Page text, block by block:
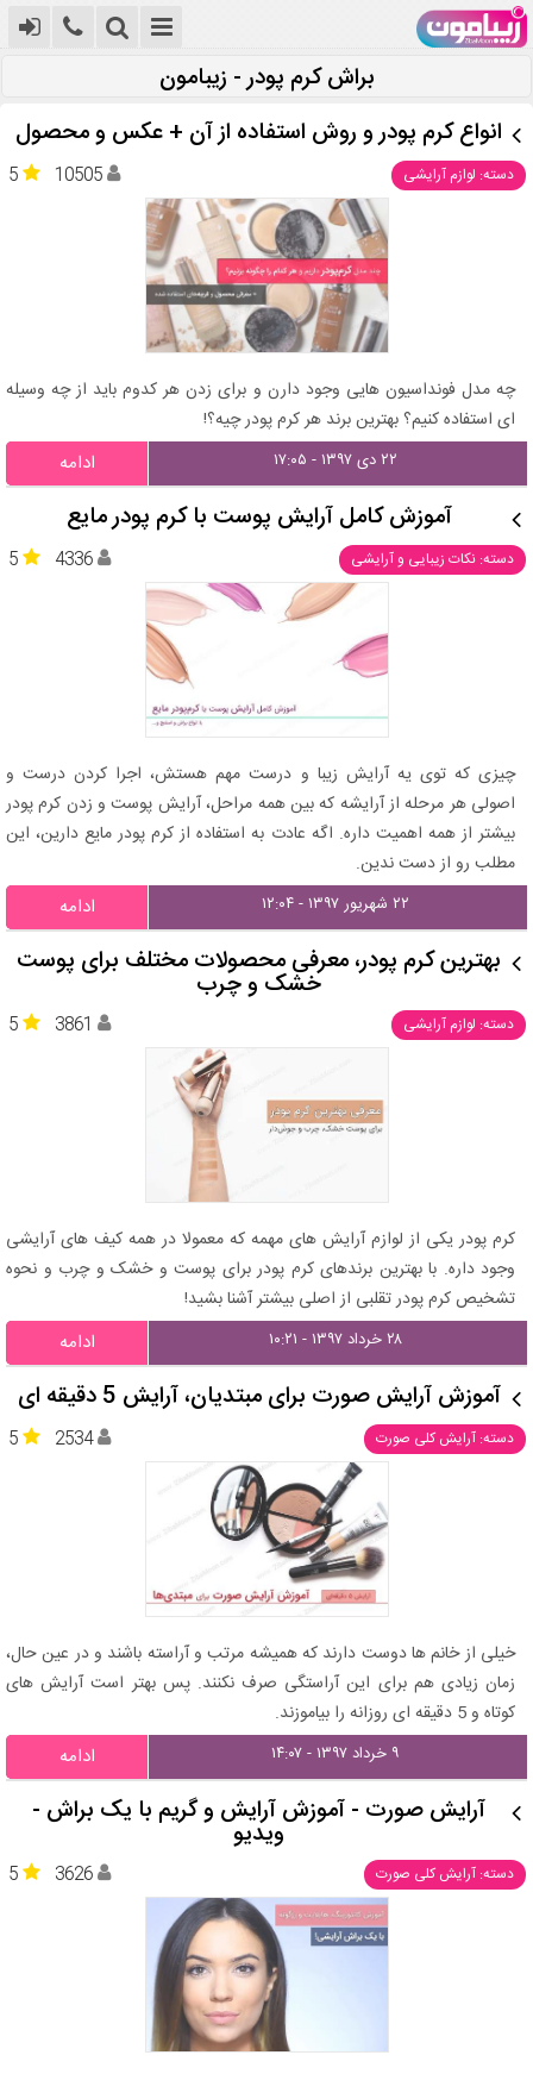
براش کرم پودر - زیبامون
انواع کرم پودر و روش استفاده از آن + عکس و محصول
دسته: لوازم آرایشی 5 10505
چه مدل فونداسیون هایی وجود دارن و برای زدن هر کدوم باید از چه وسیله
ای استفاده کنیم؟ بهترین برند هر کرم پودر چیه؟!
۲۲ دی ۱۳۹۷ - ۱۷:۰۵ ادامه
آموزش کامل آرایش پوست با کرم پودر مایع
دسته: نکات زیبایی و آرایشی 5 4336
چیزی که توی یه آرایش زیبا و درست مهم هستش، اجرا کردن درست و
اصولی هر مرحله از آرایشه که بین همه مراحل، آرایش پوست و زدن کرم پودر
بیشتر از همه اهمیت داره. اگه عادت به استفاده از کرم پودر مایع دارین، این
مطلب رو از دست ندین.
۲۲ شهریور ۱۳۹۷ - ۱۲:۰۴ ادامه
بهترین کرم پودر، معرفی محصولات مختلف برای پوست
خشک و چرب
دسته: لوازم آرایشی 5 3861
کرم پودر یکی از لوازم آرایش های مهمه که معمولا در همه کیف های آرایشی
وجود داره. با بهترین برندهای کرم پودر برای پوست و خشک و چرب و نحوه
تشخیص کرم پودر تقلبی از اصلی بیشتر آشنا بشید!
۲۸ خرداد ۱۳۹۷ - ۱۰:۲۱ ادامه
آموزش آرایش صورت برای مبتدیان، آرایش 5 دقیقه ای
دسته: آرایش کلی صورت 5 2534
خیلی از خانم ها دوست دارند که همیشه مرتب و آراسته باشند و در عین حال،
زمان زیادی هم برای این آراستگی صرف نکنند. پس بهتر است آرایش های
کوتاه و 5 دقیقه ای روزانه را بیاموزند.
۹ خرداد ۱۳۹۷ - ۱۴:۰۷ ادامه
آرایش صورت - آموزش آرایش و گریم با یک براش -
ویدیو
دسته: آرایش کلی صورت 5 3626